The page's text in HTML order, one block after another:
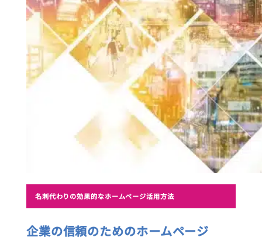
名刺代わりの効果的なホームページ活用方法
企業の信頼のためのホームページ